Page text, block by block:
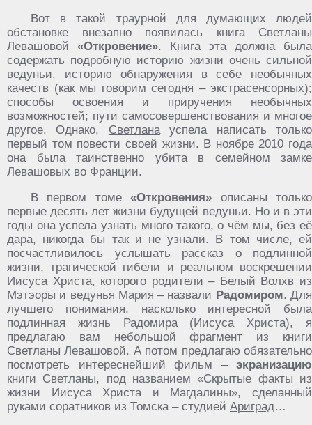
Вот в такой траурной для думающих людей
обстановке внезапно появилась книга Светланы
Левашовой «Откровение». Книга эта должна была
содержать подробную историю жизни очень сильной
ведуньи, историю обнаружения в себе необычных
качеств (как мы говорим сегодня – экстрасенсорных);
способы освоения и приручения необычных
возможностей; пути самосовершенствования и многое
другое. Однако, Светланауспела написать только
первый том повести своей жизни. В ноябре 2010 года
она была таинственно убита в семейном замке
Левашовых во Франции.
В первом томе«Откровения» описаны только
первые десять лет жизни будущей ведуньи. Но и в эти
годы она успела узнать много такого, о чём мы, без её
дара, никогда бы так и не узнали. В том числе, ей
посчастливилось услышать рассказ о подлинной
жизни, трагической гибели и реальном воскрешении
Иисуса Христа, которого родители – Белый Волхв из
Мэтэоры и ведунья Мария – назвали Радомиром. Для
лучшего понимания, насколько интересной была
подлинная жизнь Радомира (Иисуса Христа), я
предлагаю вам небольшой фрагмент из книги
Светланы Левашовой. А потом предлагаю обязательно
посмотреть интереснейший фильм – экранизацию
книги Светланы, под названием «Скрытые факты из
жизни Иисуса Христа и Магдалины», сделанный
руками соратников из Томска – студией Ариград…